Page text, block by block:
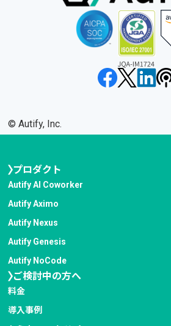
©︎ Autify, Inc.
プロダクト
Autify AI Coworker
Autify Aximo
Autify Nexus
Autify Genesis
Autify NoCode
ご検討中の方へ
料金
導入事例